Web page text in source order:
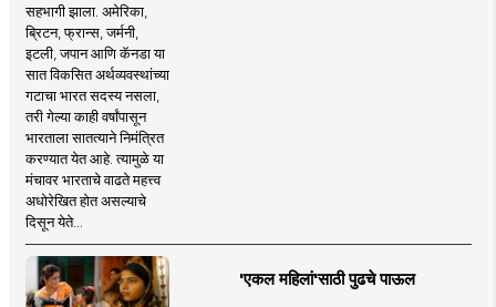
सहभागी झाला. अमेरिका,
ब्रिटन, फ्रान्स, जर्मनी,
इटली, जपान आणि कॅनडा या
सात विकसित अर्थव्यवस्थांच्या
गटाचा भारत सदस्य नसला,
तरी गेल्या काही वर्षांपासून
भारताला सातत्याने निमंत्रित
करण्यात येत आहे. त्यामुळे या
मंचावर भारताचे वाढते महत्त्व
अधोरेखित होत असल्याचे
दिसून येते...
'एकल महिलां'साठी पुढचे पाऊल